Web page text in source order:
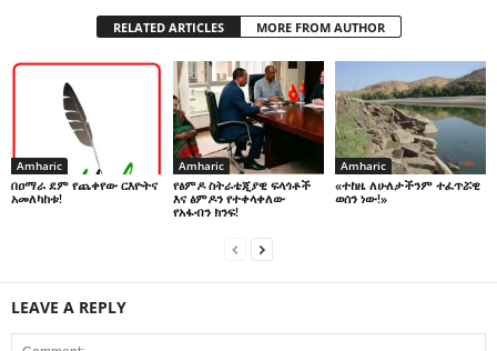
RELATED ARTICLES MORE FROM AUTHOR
Amharic
በዐማራ ደም የጨቀየው ርእዮትና
አመለካከቱ!
Amharic
የፅምዶ ስትራቴጂያዊ ፍላጎቶች
እና ፅምዶን የተቀላቀለው
የአፋብን ክንፍ!
Amharic
«ተከዜ ለሁለታችንም ተፈጥሯዊ
ወሰን ነው!»
LEAVE A REPLY